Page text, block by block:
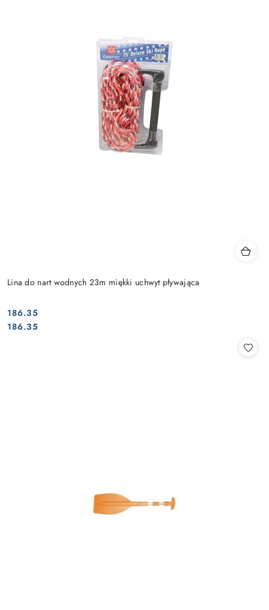
Lina do nart wodnych 23m miękki uchwyt pływająca
Cena:
186.35
Cena:
186.35